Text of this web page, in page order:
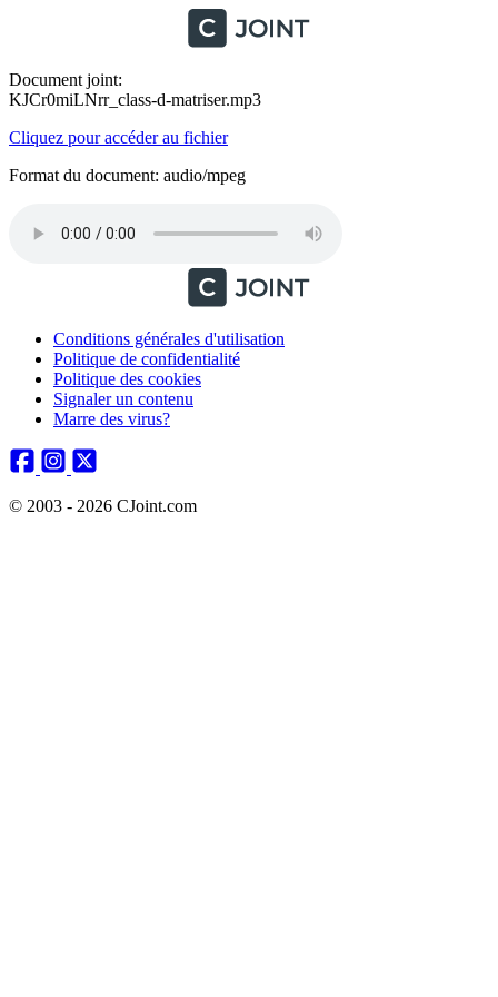
Document joint:
KJCr0miLNrr_class-d-matriser.mp3
Cliquez pour accéder au fichier
Format du document: audio/mpeg
Conditions générales d'utilisation
Politique de confidentialité
Politique des cookies
Signaler un contenu
Marre des virus?
© 2003 - 2026 CJoint.com